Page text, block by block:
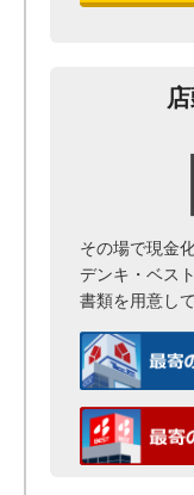
その場で現金
デンキ・ベス
書類を用意して